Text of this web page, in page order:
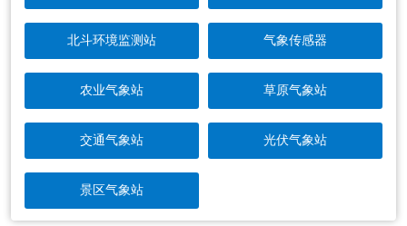
北斗环境监测站 气象传感器
农业气象站 草原气象站
交通气象站 光伏气象站
景区气象站